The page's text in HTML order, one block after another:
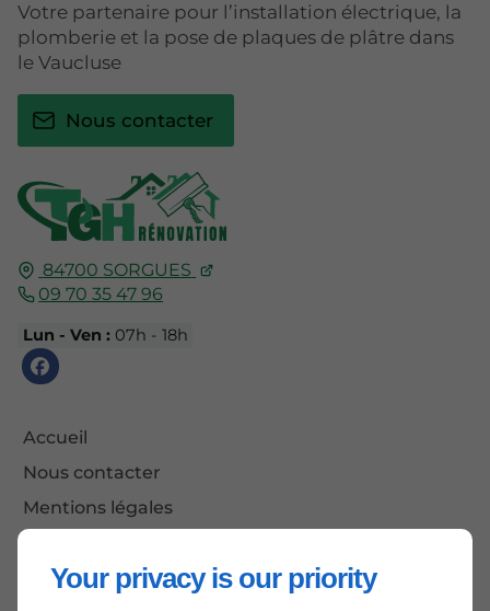
Your privacy is our priority
84700 SORGUES
09 70 35 47 96
Lun - Ven : 07h - 18h
Accueil
Nous contacter
Mentions légales
Votre partenaire pour l’installation électrique, la
plomberie et la pose de plaques de plâtre dans
le Vaucluse
Nous contacter